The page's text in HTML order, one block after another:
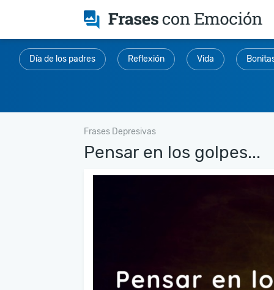
Día de los padres Reflexión Vida
Frases Depresivas
Pensar en los golpes...